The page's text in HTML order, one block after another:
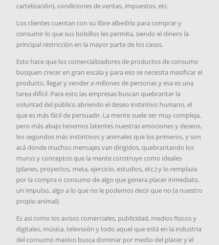
cartelización), condiciones de ventas, impuestos, etc.
Los clientes cuentan con su libre albedrío para comprar y
consumir lo que sus bolsillos les permita, siendo el dinero la
principal restricción en la mayor parte de los casos.
Esto hace que los comercializadores de productos de consumo
busquen crecer en gran escala y para eso se necesita masificar el
producto, llegar y vender a millones de personas y esa es una
tarea difícil. Para esto las empresas buscan quebrantar la
voluntad del público abriendo el deseo instintivo humano, el
que es más fácil de persuadir. La mente suele ser muy compleja,
pero más abajo tenemos latentes nuestras emociones y deseos,
los segundos más instintivos y animales que los primeros, y son
acá donde muchos mensajes van dirigidos, quebrantando los
muros y conceptos que la mente construye como ideales
(planes, proyectos, meta, ejercicio, estudios, etc.) y lo remplaza
por la compra o consumo de algo que genera placer inmediato,
un impulso, algo a lo que no le podemos decir que no (a nuestro
propio animal).
Es así como los avisos comerciales, publicidad, medios físicos y
digitales, música, televisión y todo aquel que está en la industria
del consumo masivo busca dominar por medio del placer y el